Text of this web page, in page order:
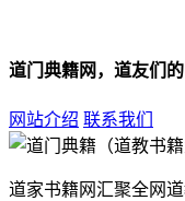
道门典籍网，道友们
网站介绍 联系我们
道家书籍网汇聚全网